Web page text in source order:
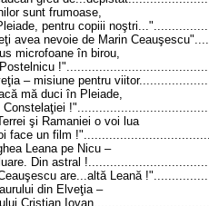
sunt frumoase,
pentru copiii
avea nevoie de Marin
microfoane în birou,
– misiune pentru
mă duci în Pleiade,
Constelaţiei
şi Ramaniei o voi lua
face un film
Leana pe Nicu –
Din astral
are...altă Leană
din Elveţia –
Cristian